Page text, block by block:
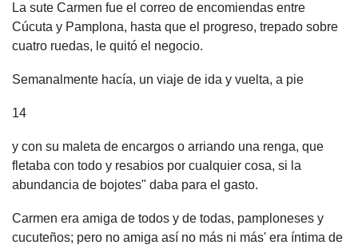
La sute Carmen fue el correo de encomiendas entre
Cúcuta y Pamplona, hasta que el progreso, trepado sobre
cuatro ruedas, le quitó el negocio.
Semanalmente hacía, un viaje de ida y vuelta, a pie
14
y con su maleta de encargos o arriando una renga, que
fletaba con todo y resabios por cualquier cosa, si la
abundancia de bojotes" daba para el gasto.
Carmen era amiga de todos y de todas, pamploneses y
cucuteños; pero no amiga así no más ni más' era íntima de